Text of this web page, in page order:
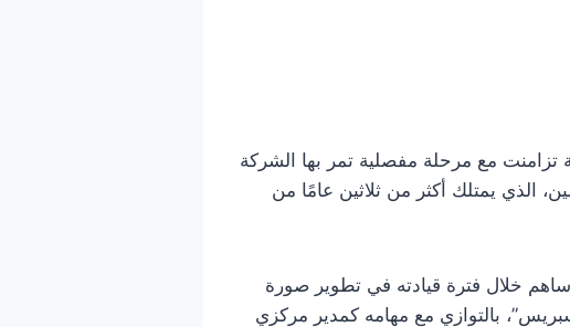
مع مرحلة مفصلية تمر بها الشركة
الذي يمتلك أكثر من ثلاثين عامًا من
خلال فترة قيادته في تطوير صورة
بالتوازي مع مهامه كمدير مركزي